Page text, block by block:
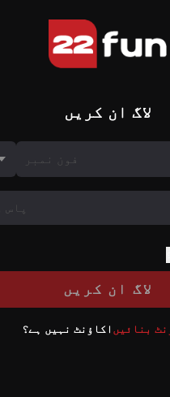
لاگ ان کریں
لاگ ان کریں
اکاؤنٹ نہیں ہے؟ بنائیں